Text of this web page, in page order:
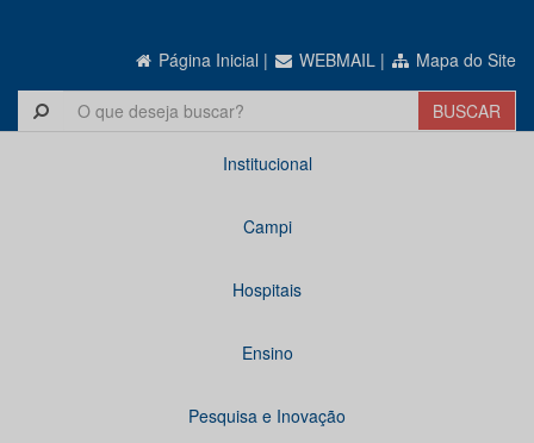
Página Inicial | WEBMAIL | Mapa do Site
Institucional
Campi
Hospitais
Ensino
Pesquisa e Inovação